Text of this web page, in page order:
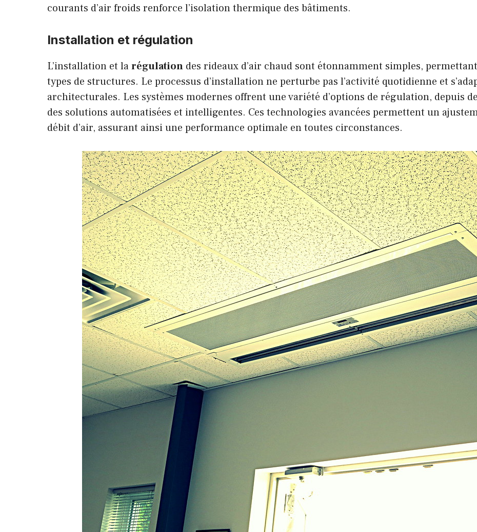
courants d’air froids renforce l’isolation thermique des bâtiments.
Installation et régulation
L’installation et larégulation des rideaux d’air chaud sont étonnamment simples,
types de structures. Le processus d’installation ne perturbe pas l’activité quotidienne et
architecturales. Les systèmes modernes offrent une variété d’options de régulation, depuis
des solutions automatisées et intelligentes. Ces technologies avancées permettent un
débit d’air, assurant ainsi une performance optimale en toutes circonstances.